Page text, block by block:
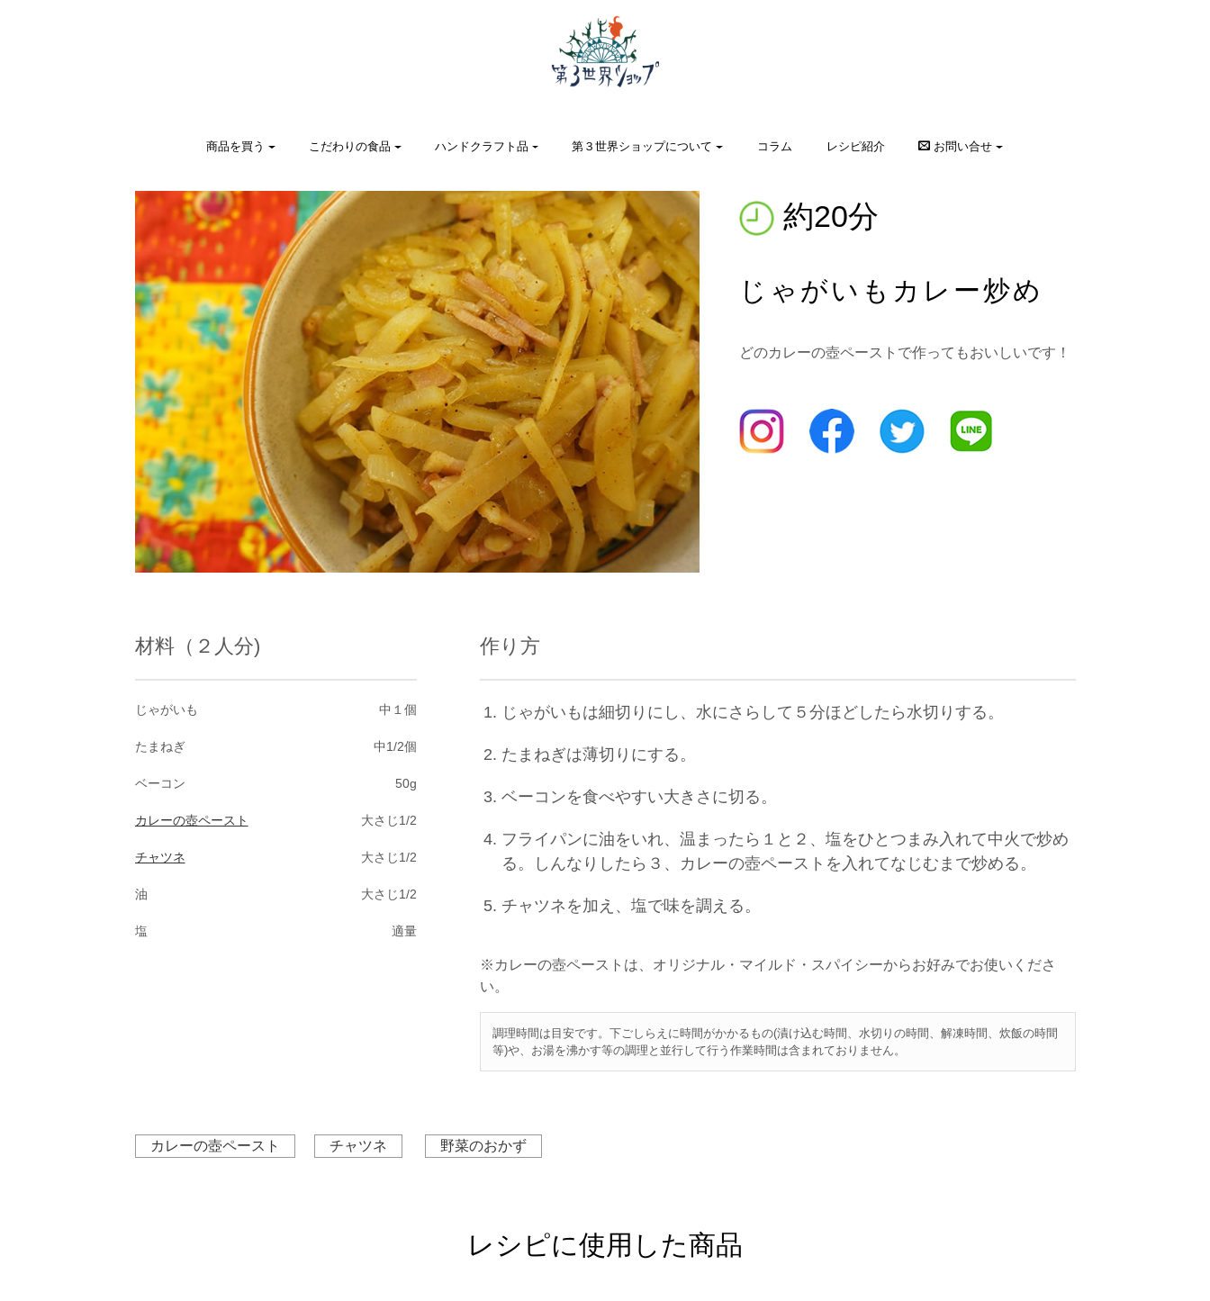
商品を買う こだわりの食品 ハンドクラフト品 第３世界ショップについて コラム レシピ紹介 お問い合せ
約20分
じゃがいもカレー炒め
どのカレーの壺ペーストで作ってもおいしいです！
材料（２人分)
じゃがいも 中１個
たまねぎ 中1/2個
ベーコン 50g
カレーの壺ペースト 大さじ1/2
チャツネ 大さじ1/2
油 大さじ1/2
塩 適量
作り方
じゃがいもは細切りにし、水にさらして５分ほどしたら水切りする。
たまねぎは薄切りにする。
ベーコンを食べやすい大きさに切る。
フライパンに油をいれ、温まったら１と２、塩をひとつまみ入れて中火で炒め
る。しんなりしたら３、カレーの壺ペーストを入れてなじむまで炒める。
チャツネを加え、塩で味を調える。
※カレーの壺ペーストは、オリジナル・マイルド・スパイシーからお好みでお使いくださ
い。
調理時間は目安です。下ごしらえに時間がかかるもの(漬け込む時間、水切りの時間、解凍時間、炊飯の時間
等)や、お湯を沸かす等の調理と並行して行う作業時間は含まれておりません。
カレーの壺ペースト チャツネ 野菜のおかず
レシピに使用した商品